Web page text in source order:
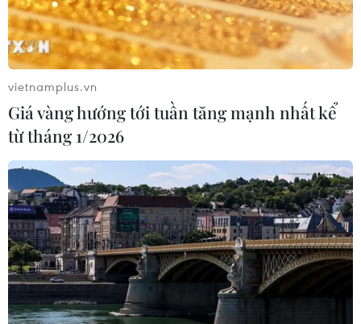
vietnamplus.vn
Giá vàng hướng tới tuần tăng mạnh nhất kể
từ tháng 1/2026